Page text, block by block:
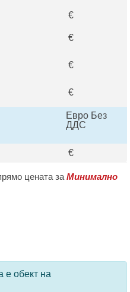
€
€
€
€
Евро Без
ДДС
€
цената за Минимално
количества се ползват
е обект на